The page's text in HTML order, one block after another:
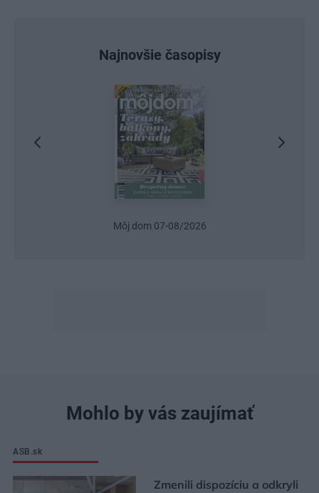
Najnovšie časopisy
Môj dom 07-08/2026
Mohlo by vás zaujímať
ASB.sk
Zmenili dispozíciu a odkryli